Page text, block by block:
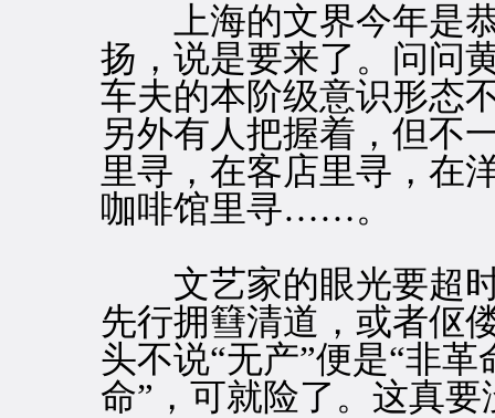
上海的文界今年是恭
扬，说是要来了。问问
车夫的本阶级意识形态
另外有人把握着，但不
里寻，在客店里寻，在
咖啡馆里寻……。
文艺家的眼光要超时
先行拥篲清道，或者伛
头不说“无产”便是“非
命”，可就险了。这真要